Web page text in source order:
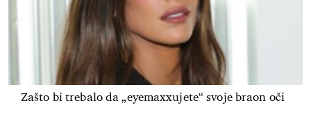
Zašto bi trebalo da „eyemaxxujete“ svoje braon oči